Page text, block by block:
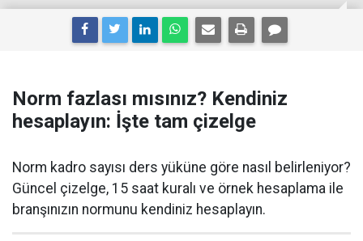
Norm fazlası mısınız? Kendiniz
hesaplayın: İşte tam çizelge
Norm kadro sayısı ders yüküne göre nasıl belirleniyor?
Güncel çizelge, 15 saat kuralı ve örnek hesaplama ile
branşınızın normunu kendiniz hesaplayın.